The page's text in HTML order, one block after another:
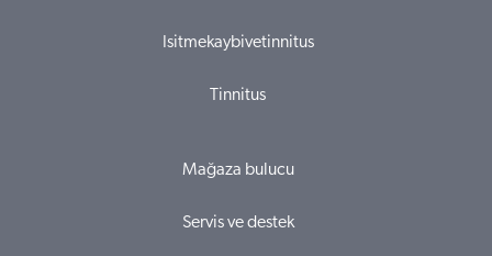
Isitmekaybivetinnitus
Tinnitus
Mağaza bulucu
Servis ve destek